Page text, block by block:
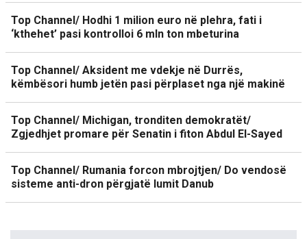
Top Channel/ Hodhi 1 milion euro në plehra, fati i
‘kthehet’ pasi kontrolloi 6 mln ton mbeturina
Top Channel/ Aksident me vdekje në Durrës,
këmbësori humb jetën pasi përplaset nga një makinë
Top Channel/ Michigan, tronditen demokratët/
Zgjedhjet promare për Senatin i fiton Abdul El-Sayed
Top Channel/ Rumania forcon mbrojtjen/ Do vendosë
sisteme anti-dron përgjatë lumit Danub